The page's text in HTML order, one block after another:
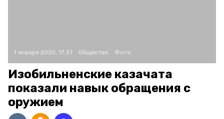
1 января 2020, 17:37 Общество Фото:
Изобильненские казачата
показали навык обращения с
оружием